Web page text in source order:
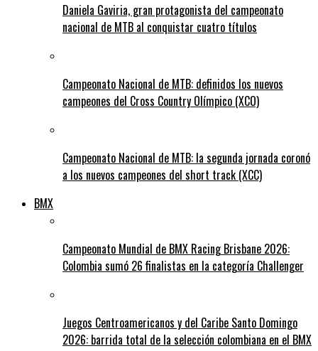
Daniela Gaviria, gran protagonista del campeonato
nacional de MTB al conquistar cuatro títulos
Campeonato Nacional de MTB: definidos los nuevos
campeones del Cross Country Olímpico (XCO)
Campeonato Nacional de MTB: la segunda jornada coronó
a los nuevos campeones del short track (XCC)
BMX
Campeonato Mundial de BMX Racing Brisbane 2026:
Colombia sumó 26 finalistas en la categoría Challenger
Juegos Centroamericanos y del Caribe Santo Domingo
2026: barrida total de la selección colombiana en el BMX